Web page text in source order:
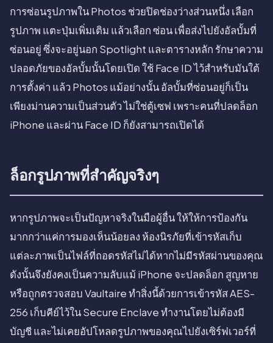
การซ่อนรูปภาพใน Photos ช่วยปิดช่องว่างส่วนหนึ่ง เลือก
รูปภาพ แตะปุ่มเพิ่มเติม แล้วเลือก ซ่อน เพื่อส่งไปยังอัลบั้มที่
ซ่อนอยู่ ซึ่งจะอยู่นอก Spotlight และตารางหลัก รักษาความ
ปลอดภัยของอัลบั้มนั้นโดยเปิด ใช้ Face ID ไว้สำหรับมันใต้
การตั้งค่า แล้ว Photos แม้อย่างนั้น อัลบั้มที่ซ่อนอยู่ก็เป็น
เพียงม่านความเป็นส่วนตัว ไม่ใช่ตู้เซฟ เพราะคนที่ปลดล็อก
iPhone และผ่าน Face ID ก็ยังสามารถเปิดได้
ล็อกรูปภาพที่สำคัญจริงๆ
หากรูปภาพจะเป็นปัญหาจริงในมือผู้อื่น ให้ให้การป้องกัน
มากกว่าแค่การมองเห็นน้อยลง ห้องนิรภัยที่เข้ารหัสเก็บ
แต่ละภาพเป็นไฟล์ที่ถอดรหัสไม่ได้หากไม่มีรหัสผ่านของคุณ
ดังนั้นจึงยังคงเป็นความลับแม้ iPhone จะปลดล็อก สูญหาย
หรือถูกตรวจสอบ Vaultaire ทำสิ่งนี้ด้วยการเข้ารหัส AES-
256 เก็บคีย์ไว้ใน Secure Enclave ทำงานโดยไม่ต้องมี
บัญชี และไม่เคยอัปโหลดรูปภาพของคุณไปยังเซิร์ฟเวอร์ที่